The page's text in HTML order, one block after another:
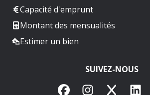
Capacité d'emprunt
Montant des mensualités
Estimer un bien
SUIVEZ-NOUS
FacebookInstagram
X